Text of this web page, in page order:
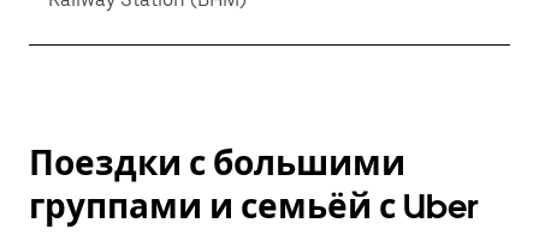
Поездки с большими
группами и семьёй с Uber